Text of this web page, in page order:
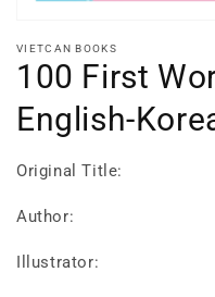
VIETCAN BOOKS
100 First
English-
Original Title:
Author:
Illustrator: